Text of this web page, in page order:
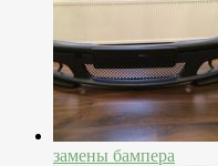
замены бампера